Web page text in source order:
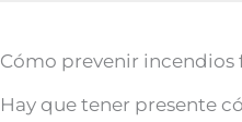
Cómo prevenir incendios
Hay que tener presente